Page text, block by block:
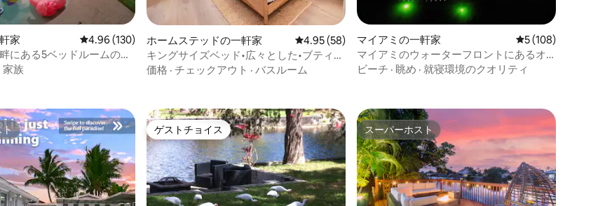
つ星の平均評価
家 レビュー130件、5つ星中4.96つ星の平均評価
4.96 (130)
にある5ベッドルームのプ
チの近く｜14人宿泊可能
家族
ホームステッドの一軒家 レビュー58件、5つ星中4.95つ星の平均評価
4.95 (58)
キングサイズベッド•広々とした•ブティッ
クスタイルの滞在
価格 · チェックアウト · バスルーム
マイアミの一軒家 レビュー108件、5
5 (108)
マイアミのウォーターフロントにあるオ
アシス（カヤック、温水プール付き）
ビーチ · 眺め · 就寝環境のクオリティ
ト
ト ゲストチョイス
ゲストチョイス スーパーホスト
スーパーホスト